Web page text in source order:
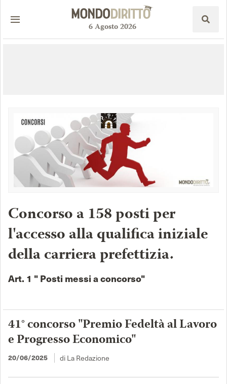
6Agosto2026
Concorso a 158 posti per
l'accesso alla qualifica iniziale
della carriera prefettizia.
Art. 1 " Posti messi a concorso"
41° concorso "Premio Fedeltà al Lavoro
e Progresso Economico"
20/06/2025 di La Redazione